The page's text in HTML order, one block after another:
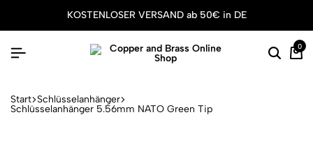
KOSTENLOSER VERSAND ab 50€ in DE
Suche
0
Start Schlüsselanhänger
Schlüsselanhänger 5.56mm NATO Green Tip